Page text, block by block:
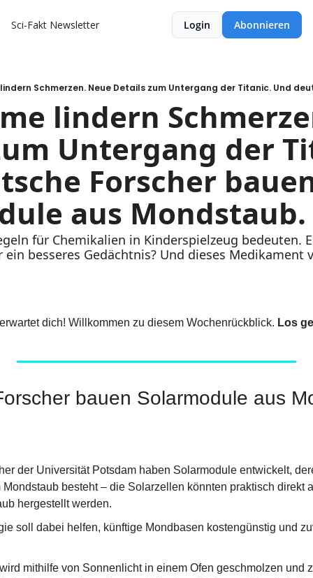
Sci-Fakt Newsletter Login Abonnieren
lindern
Untergang der
Forscher
aus Mondstaub.
für Chemikalien in Kinderspielzeug bedeuten.
ein besseres Gedächtnis? Und dieses
dich! Willkommen zu diesem Wochenrückblick. Los
bauen Solarmodule aus
der Universität Potsdam haben Solarmodule entwickelt,
besteht – die Solarzellen könnten praktisch direkt
hergestellt werden.
soll dabei helfen, künftige Mondbasen kostengünstig und
mithilfe von Sonnenlicht in einem Ofen geschmolzen und